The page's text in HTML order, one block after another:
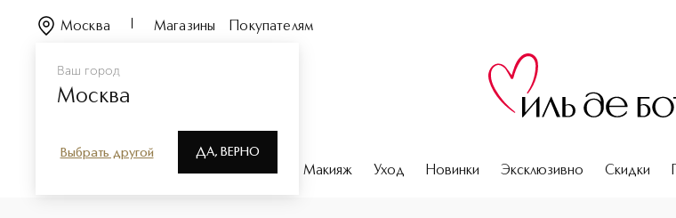
Ваш город
Москва
Выбрать другой ДА, ВЕРНО
Москва Магазины Покупателям
Парфюмерия Макияж Уход Новинки Эксклюзивно Скидки